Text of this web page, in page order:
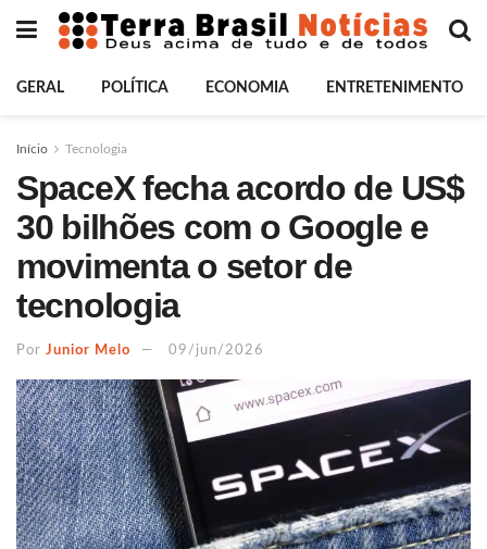
GERAL POLÍTICA ECONOMIA ENTRETENIMENTO
Início Tecnologia
SpaceX fecha acordo de US$
30 bilhões com o Google e
movimenta o setor de
tecnologia
Por Junior Melo 09/jun/2026